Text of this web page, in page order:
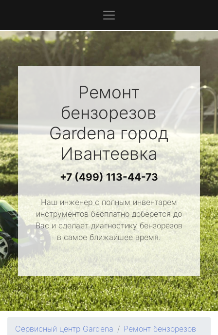
Ремонт
бензорезов
Gardenaгород
Ивантеевка
+7 (499) 113-44-73
Наш инженер с полным инвентарем
инструментов бесплатно доберется до
Вас и сделает диагностику бензорезов
в самое ближайшее время.
Сервисный центр Gardena
Ремонт бензорезов